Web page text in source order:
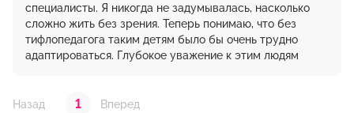
специалисты. Я никогда не задумывалась, насколько
сложно жить без зрения. Теперь понимаю, что без
тифлопедагога таким детям было бы очень трудно
адаптироваться. Глубокое уважение к этим людям
Назад 1 Вперед